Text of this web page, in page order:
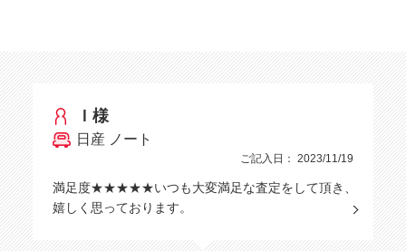
Ｉ様
日産 ノート
ご記入日： 2023/11/19
満足度★★★★★いつも大変満足な査定をして頂き、
嬉しく思っております。